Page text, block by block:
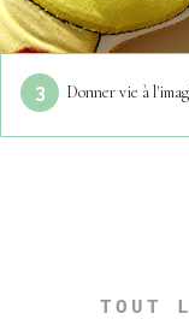
3 Donner vie à
TOUT